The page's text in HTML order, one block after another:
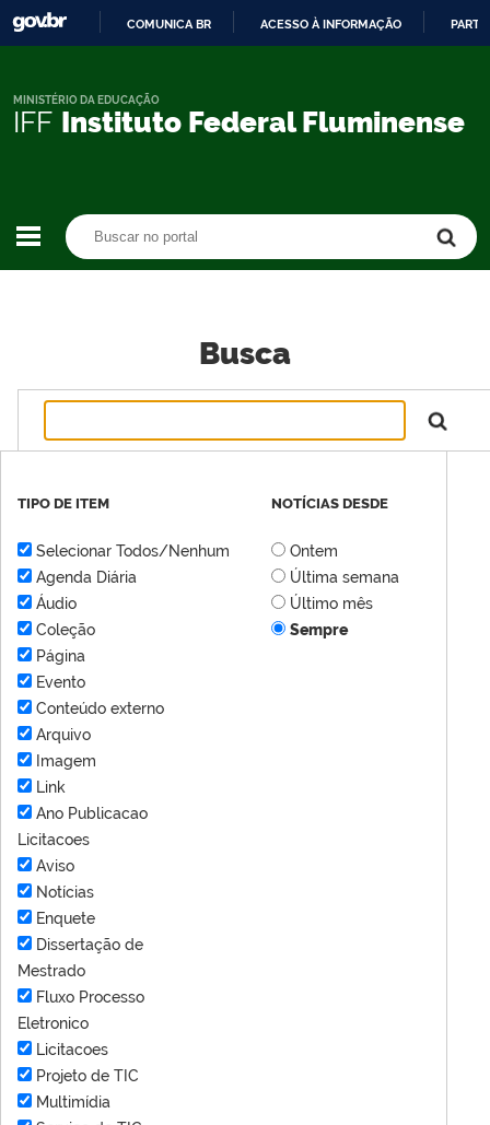
CONTEÚDO
COMUNICA BR ACESSO À INFORMAÇÃO
IFF Instituto Federal Fluminense
MINISTÉRIO DA EDUCAÇÃO
Busca
TIPO DE ITEM
Selecionar Todos/Nenhum
Agenda Diária
Áudio
Coleção
Página
Evento
Conteúdo externo
Arquivo
Imagem
Link
Ano Publicacao
Licitacoes
Aviso
Notícias
Enquete
Dissertação de
Mestrado
Fluxo Processo
Eletronico
Licitacoes
Projeto de TIC
Multimídia
NOTÍCIAS DESDE
Ontem
Última semana
Último mês
Sempre